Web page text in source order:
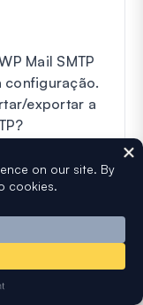
Mail SMTP
configuração.
exportar a